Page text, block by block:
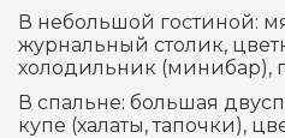
В небольшой гостиной:
журнальный столик,
холодильник (минибар),
В спальне: большая
купе (халаты, тапочки),